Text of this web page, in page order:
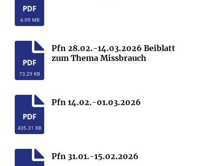
PDF
4.09 MB
PDF
73.29 KB
Pfn 28.02.-14.03.2026 Beiblatt
zum Thema Missbrauch
PDF
435.31 KB
Pfn 14.02.-01.03.2026
Pfn 31.01.-15.02.2026